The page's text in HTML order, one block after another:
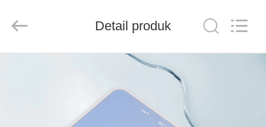
Ltd..
Detail produk